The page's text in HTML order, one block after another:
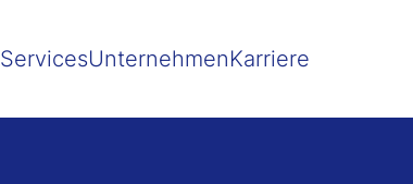
ServicesUnternehmenKarriere